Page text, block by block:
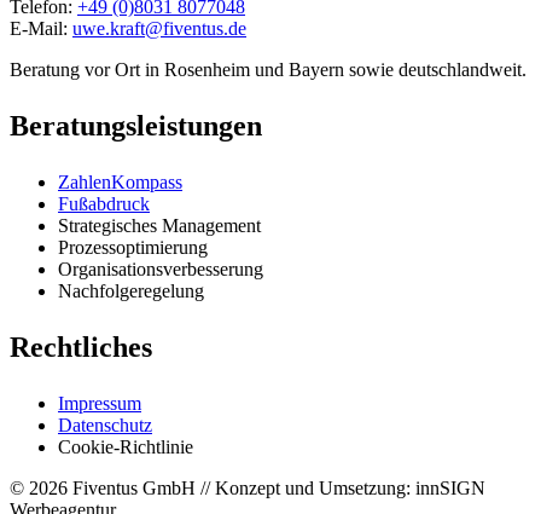
Telefon: +49 (0)8031 8077048
E-Mail: uwe.kraft@fiventus.de
Beratung vor Ort in Rosenheim und Bayern sowie deutschlandweit.
Beratungsleistungen
ZahlenKompass
Fußabdruck
Strategisches Management
Prozessoptimierung
Organisationsverbesserung
Nachfolgeregelung
Rechtliches
Impressum
Datenschutz
Cookie-Richtlinie
© 2026 Fiventus GmbH // Konzept und Umsetzung: innSIGN